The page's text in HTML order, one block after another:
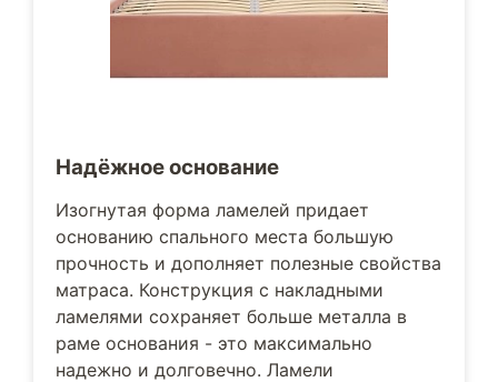
Надёжное основание
Изогнутая форма ламелей придает
основанию спального места большую
прочность и дополняет полезные свойства
матраса. Конструкция с накладными
ламелями сохраняет больше металла в
раме основания - это максимально
надежно и долговечно. Ламели